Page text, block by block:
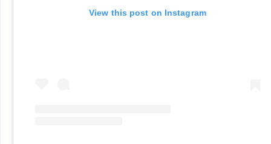
View this post on Instagram